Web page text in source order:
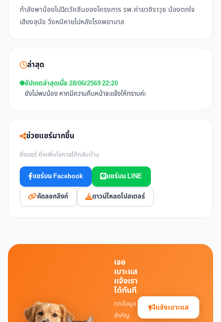
กำลังพาน้องไปฉีดวัคซีนของโครงการ รพ.ค่ายวชิราวุธ น้องตกใจ
เสียงสุนัข วิ่งหนีหายไปหลังโรงพยาบาล
ล่าสุด
อัปเดตล่าสุดเมื่อ 28/06/2569 22:20
ยังไม่พบน้อง หากมีความคืบหน้าจะแจ้งให้ทราบค่ะ
ช่วยแชร์มากขึ้น
ยิ่งแชร์ ยิ่งเพิ่มโอกาสได้กลับบ้าน
แชร์บน Facebook แชร์บน LINE
คัดลอกลิงก์ ดาวน์โหลดโปสเตอร์
เจอ
เบาะแส
แจ้งเรา
ได้ทันที
ทุกข้อมูล
สำคัญ
แจ้งเบาะแส